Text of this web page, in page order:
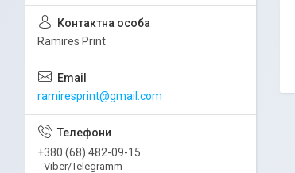
Ramires Print
ramiresprint@gmail.com
+380 (68) 482-09-15
Viber/Telegramm